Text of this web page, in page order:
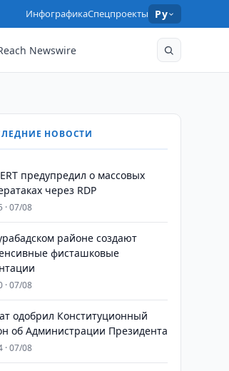
ИнфографикаСпецпроекты Ру
Newswire
НОВОСТИ
предупредил о массовых
через RDP
· 07/08
районе создают
фисташковые
· 07/08
одобрил Конституционный
об Администрации Президента
· 07/08